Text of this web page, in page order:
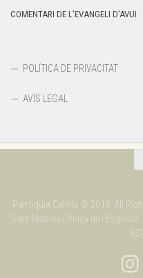
COMENTARI DE L’EVANGELI D’AVUI
POLÍTICA DE PRIVACITAT
AVÍS LEGAL
Parròquia Calella © 2018. All
Sant Nicolau | Plaça de l'Església.